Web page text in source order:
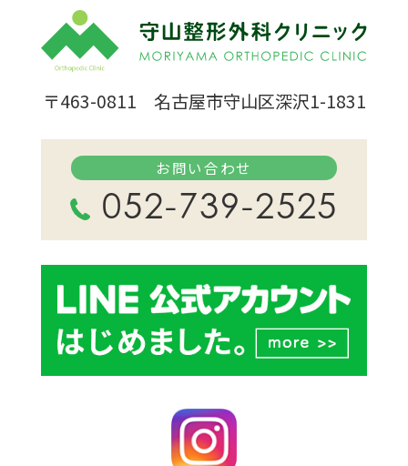
〒463-0811 名古屋市守山区深沢1-1831
お問い合わせ
052-739-2525